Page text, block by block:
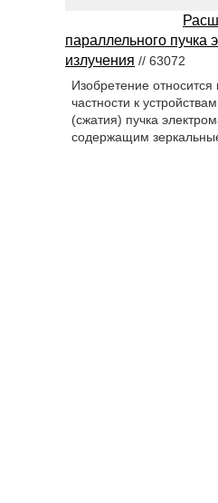
параллельного пучка
излучения // 63072
Изобретение относится
частности к
(сжатия) пучка
содержащим